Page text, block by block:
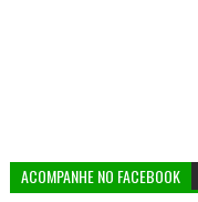
ACOMPANHE NO FACEBOOK